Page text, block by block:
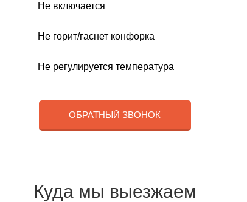
Не включается
Не горит/гаснет конфорка
Не регулируется температура
ОБРАТНЫЙ ЗВОНОК
Куда мы выезжаем